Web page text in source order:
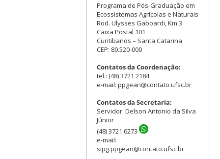
Programa de Pós-Graduação em
Ecossistemas Agrícolas e Naturais
Rod. Ulysses Gaboardi, Km 3
Caixa Postal 101
Curitibanos – Santa Catarina
CEP: 89.520-000
Contatos da Coordenação:
tel.: (48) 3721 2184
e-mail: ppgean@contato.ufsc.br
Contatos da Secretaria:
Servidor: Delson Antonio da Silva
Júnior
(48) 3721 6273
e-mail:
sipg.ppgean@contato.ufsc.br